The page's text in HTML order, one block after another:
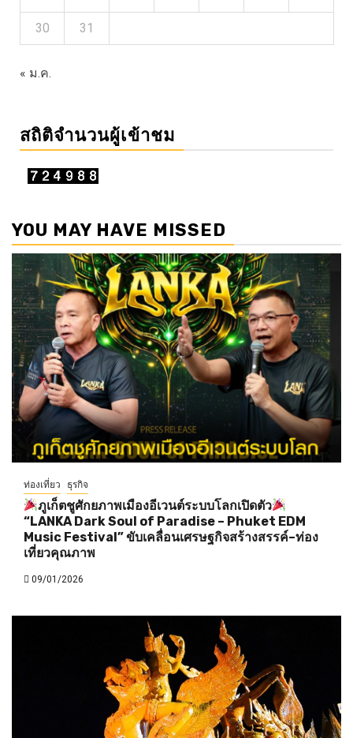
30 31
« ม.ค.
สถิติจำนวนผู้เข้าชม
YOU MAY HAVE MISSED
ท่องเที่ยว ธุรกิจ
ภูเก็ตชูศักยภาพเมืองอีเวนต์ระบบโลกเปิดตัว
“LANKA Dark Soul of Paradise – Phuket EDM
Music Festival” ขับเคลื่อนเศรษฐกิจสร้างสรรค์–ท่อง
เที่ยวคุณภาพ
09/01/2026